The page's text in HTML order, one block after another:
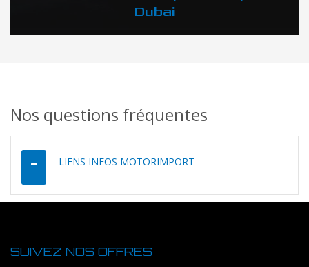
Dubai
DÉCOUVREZ COMMENT
Nos questions fréquentes
LIENS INFOS MOTORIMPORT
SUIVEZ NOS OFFRES